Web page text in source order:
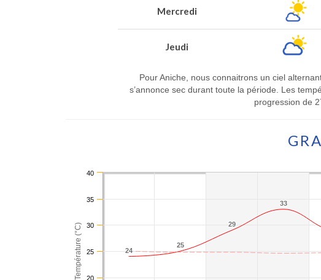
Mercredi
Jeudi
Pour Aniche, nous connaitrons un ciel
s’annonce sec durant toute la période. Les
progression de
Température (°C) 24
24
25
25
29
29
33
33
20
25
30
35
40